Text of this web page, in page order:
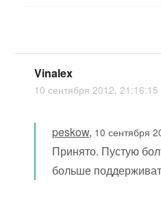
Vinalex
10 сентября 2012, 21:16:15
peskow, 10 сентября
Принято. Пустую
больше